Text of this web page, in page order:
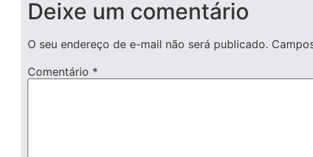
Deixe um comentário
O seu endereço de e-mail não será publicado.
Comentário *